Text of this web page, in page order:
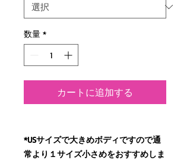
数量 *
カートに追加する
*USサイズで大きめボディですので通
常より１サイズ小さめをおすすめしま